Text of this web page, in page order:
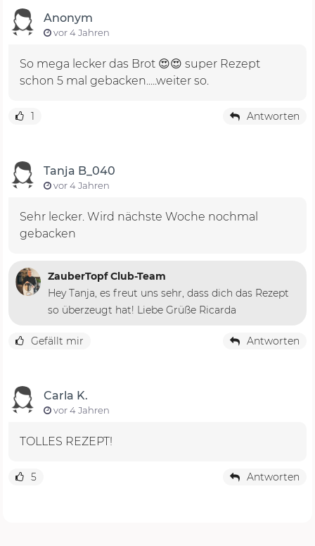
Anonym
vor 4 Jahren
So mega lecker das Brot 😍😍 super Rezept
schon 5 mal gebacken.....weiter so.
1 Antworten
Tanja B_040
vor 4 Jahren
Sehr lecker. Wird nächste Woche nochmal
gebacken
ZauberTopf Club-Team
Hey Tanja, es freut uns sehr, dass dich das Rezept
so überzeugt hat! Liebe Grüße Ricarda
Gefällt mir Antworten
Carla K.
vor 4 Jahren
TOLLES REZEPT!
5 Antworten